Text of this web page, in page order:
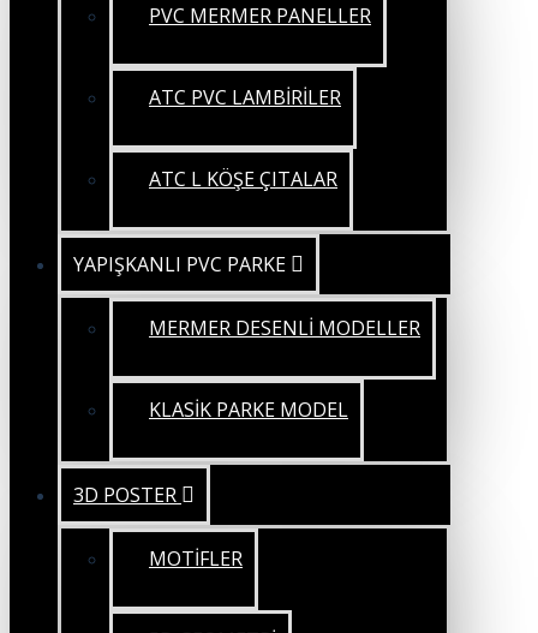
PVC MERMER PANELLER
ATC PVC LAMBİRİLER
ATC L KÖŞE ÇITALAR
YAPIŞKANLI PVC PARKE
MERMER DESENLİ MODELLER
KLASİK PARKE MODEL
3D POSTER
MOTİFLER